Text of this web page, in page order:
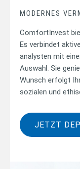
MODERNES
ComfortInvest
Es verbindet
analysten mit
Auswahl. Sie
Wunsch erfolgt
sozialen und
JETZT